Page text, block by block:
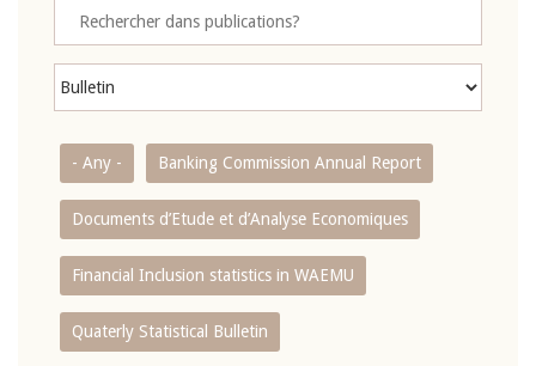
- Any - Banking Commission Annual Report
Documents d’Etude et d’Analyse Economiques
Financial Inclusion statistics in WAEMU
Quaterly Statistical Bulletin